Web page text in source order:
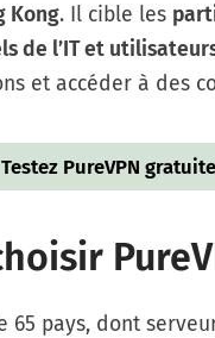
Kong. Il cible les
de l’IT et
et accéder à des
Testez PureVPN
65 pays, dont